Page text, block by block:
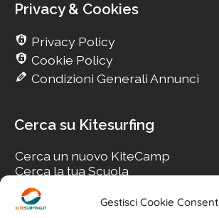
Gestisci Cookie Consent
Privacy & Cookies
Privacy Policy
Cookie Policy
Condizioni Generali Annunci
Cerca su Kitesurfing
Cerca un nuovo KiteCamp
Cerca la tua Scuola
Cerca il tuo KiteSpot
Cerca Accommodation